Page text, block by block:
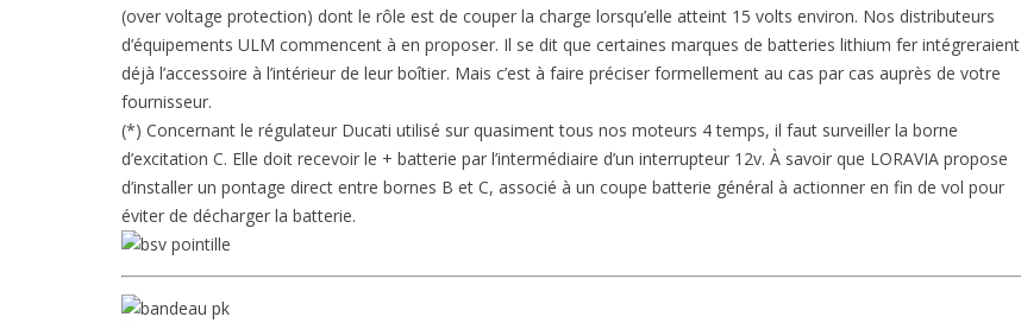
(over voltage protection) dont le rôle est de couper la charge lorsqu’elle atteint 15 volts environ. Nos distributeurs
d’équipements ULM commencent à en proposer. Il se dit que certaines marques de batteries lithium fer intégreraient
déjà l’accessoire à l’intérieur de leur boîtier. Mais c’est à faire préciser formellement au cas par cas auprès de votre
fournisseur.
(*) Concernant le régulateur Ducati utilisé sur quasiment tous nos moteurs 4 temps, il faut surveiller la borne
d’excitation C. Elle doit recevoir le + batterie par l’intermédiaire d’un interrupteur 12v. À savoir que LORAVIA propose
d’installer un pontage direct entre bornes B et C, associé à un coupe batterie général à actionner en fin de vol pour
éviter de décharger la batterie.